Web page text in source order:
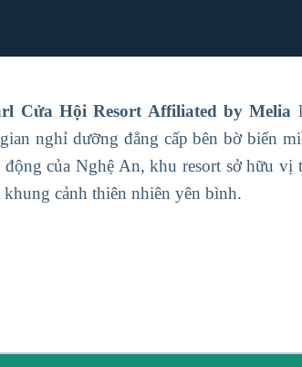
Cửa Hội Resort Affiliated by Melia
nghỉ dưỡng đẳng cấp bên bờ biển
của Nghệ An, khu resort sở hữu
khung cảnh thiên nhiên yên bình.